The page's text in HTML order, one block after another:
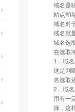
域名是
站点和
域名对
域名就
域名选
在选取
1．域
这是判
名选取
2．域
用有一
择，这